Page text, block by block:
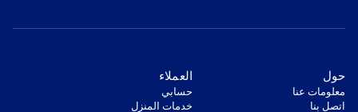
‫حول‬
معلومات عنا
اتصل بنا
‫العملاء‬
‫حسابي‬
‫خدمات المنزل‬